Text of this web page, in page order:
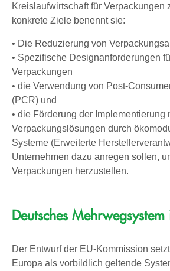
Kreislaufwirtschaft für Verpackungen
konkrete Ziele benennt sie:
• Die Reduzierung von
• Spezifische Designanforderungen
Verpackungen
• die Verwendung von Post-
(PCR) und
• die Förderung der Implementierung
Verpackungslösungen durch
Systeme (Erweiterte
Unternehmen dazu anregen sollen,
Verpackungen herzustellen.
Deutsches
Der Entwurf der EU-Kommission
Europa als vorbildlich geltende